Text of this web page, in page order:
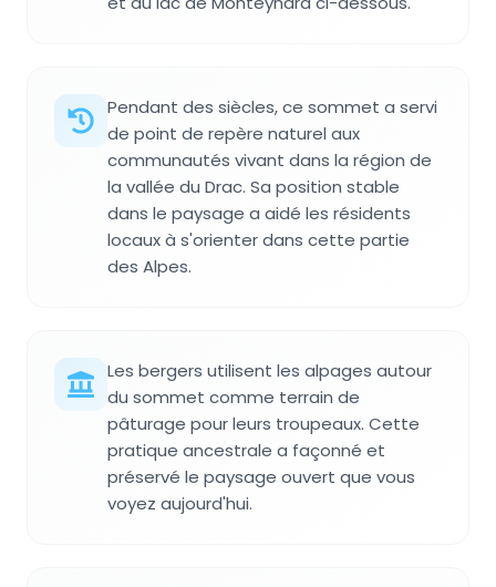
Pendant des siècles, ce sommet a servi
de point de repère naturel aux
communautés vivant dans la région de
la vallée du Drac. Sa position stable
dans le paysage a aidé les résidents
locaux à s'orienter dans cette partie
des Alpes.
Les bergers utilisent les alpages autour
du sommet comme terrain de
pâturage pour leurs troupeaux. Cette
pratique ancestrale a façonné et
préservé le paysage ouvert que vous
voyez aujourd'hui.